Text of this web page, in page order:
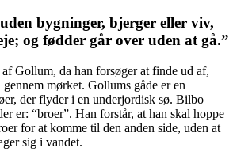
bygninger, bjerger eller viv,
og fødder går over uden at gå.”
Gollum, da han forsøger at finde ud af,
mørket. Gollums gåde er en
der flyder i en underjordisk sø. Bilbo
er: “broer”. Han forstår, at han skal hoppe
for at komme til den anden side, uden at
sig i vandet.